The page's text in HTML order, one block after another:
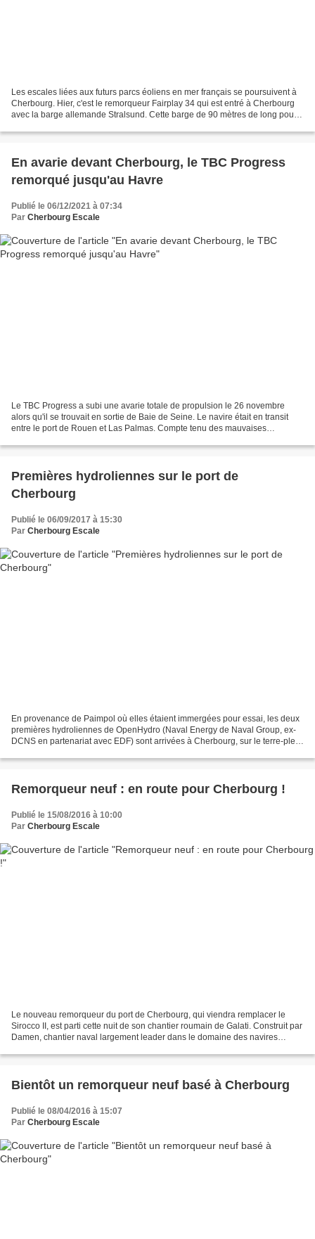
Les escales liées aux futurs parcs éoliens en mer français se poursuivent à
Cherbourg. Hier, c'est le remorqueur Fairplay 34 qui est entré à Cherbourg
avec la barge allemande Stralsund. Cette barge de 90 mètres de long pour
En avarie devant Cherbourg, le TBC Progress
remorqué jusqu'au Havre
Publié le 06/12/2021 à 07:34
Par Cherbourg Escale
Le TBC Progress a subi une avarie totale de propulsion le 26 novembre
alors qu'il se trouvait en sortie de Baie de Seine. Le navire était en transit
entre le port de Rouen et Las Palmas. Compte tenu des mauvaises
Premières hydroliennes sur le port de
Cherbourg
Publié le 06/09/2017 à 15:30
Par Cherbourg Escale
En provenance de Paimpol où elles étaient immergées pour essai, les deux
premières hydroliennes de OpenHydro (Naval Energy de Naval Group, ex-
DCNS en partenariat avec EDF) sont arrivées à Cherbourg, sur le terre-plein
Remorqueur neuf : en route pour Cherbourg !
Publié le 15/08/2016 à 10:00
Par Cherbourg Escale
Le nouveau remorqueur du port de Cherbourg, qui viendra remplacer le
Sirocco II, est parti cette nuit de son chantier roumain de Galati. Construit par
Damen, chantier naval largement leader dans le domaine des navires
Bientôt un remorqueur neuf basé à Cherbourg
Publié le 08/04/2016 à 15:07
Par Cherbourg Escale